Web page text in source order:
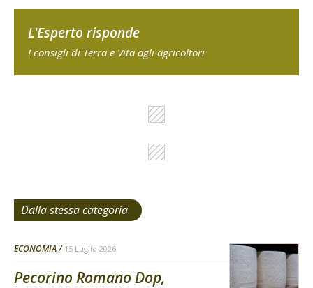
L'Esperto risponde
I consigli di Terra e Vita agli agricoltori
Dalla stessa categoria
ECONOMIA 15 Luglio 2026
Pecorino Romano Dop,